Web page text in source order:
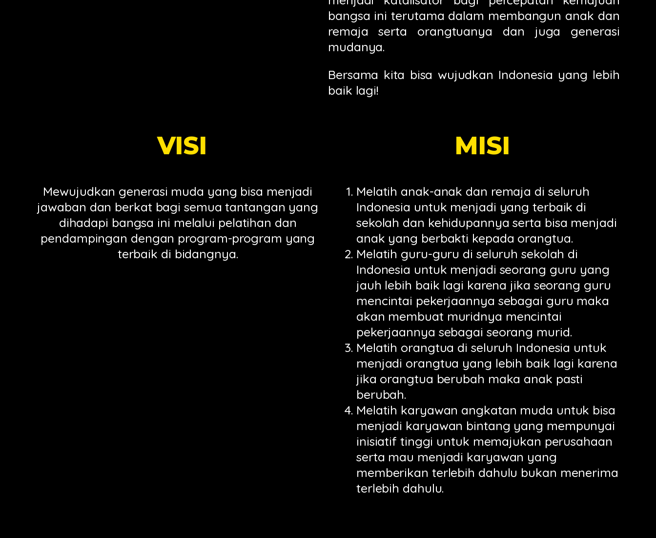
bangsa ini terutama dalam membangun anak dan
remaja serta orangtuanya dan juga generasi
mudanya.
Bersama kita bisa wujudkan Indonesia yang lebih
baik lagi!
VISI
Mewujudkan generasi muda yang bisa menjadi
jawaban dan berkat bagi semua tantangan yang
dihadapi bangsa ini melalui pelatihan dan
pendampingan dengan program-program yang
terbaik di bidangnya.
MISI
Melatih anak-anak dan remaja di seluruh
Indonesia untuk menjadi yang terbaik di
sekolah dan kehidupannya serta bisa menjadi
anak yang berbakti kepada orangtua.
Melatih guru-guru di seluruh sekolah di
Indonesia untuk menjadi seorang guru yang
jauh lebih baik lagi karena jika seorang guru
mencintai pekerjaannya sebagai guru maka
akan membuat muridnya mencintai
pekerjaannya sebagai seorang murid.
Melatih orangtua di seluruh Indonesia untuk
menjadi orangtua yang lebih baik lagi karena
jika orangtua berubah maka anak pasti
berubah.
Melatih karyawan angkatan muda untuk bisa
menjadi karyawan bintang yang mempunyai
inisiatif tinggi untuk memajukan perusahaan
serta mau menjadi karyawan yang
memberikan terlebih dahulu bukan menerima
terlebih dahulu.